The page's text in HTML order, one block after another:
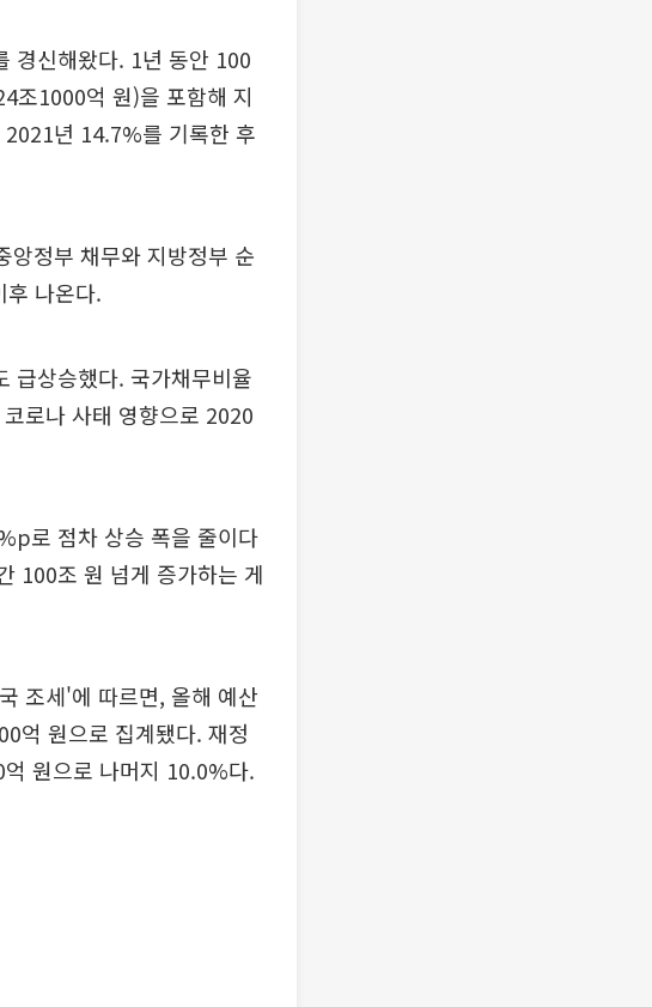
경신해왔다. 1년 동안 100
조1000억 원)을 포함해 지
년 14.7%를 기록한 후
앙정부 채무와 지방정부 순
후 나온다.
급상승했다. 국가채무비율
로나 사태 영향으로 2020
로 점차 상승 폭을 줄이다
100조 원 넘게 증가하는 게
조세'에 따르면, 올해 예산
억 원으로 집계됐다. 재정
원으로 나머지 10.0%다.